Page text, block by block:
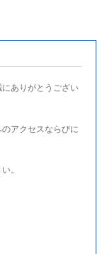
ありがとうござい
アクセスならびに
。